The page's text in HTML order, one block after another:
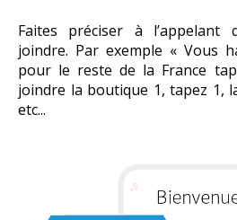
Faites préciser à
joindre. Par exemple « Vous
pour le reste de la France
joindre la boutique 1, tapez 1,
etc...